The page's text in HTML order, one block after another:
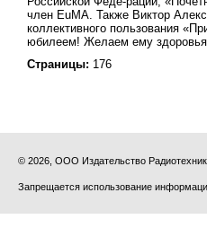
член EuMA. Также Виктор
коллективного пользования
юбилеем! Желаем ему здоровья
Страницы: 176
© 2026, ООО Издательство
Запрещается использование